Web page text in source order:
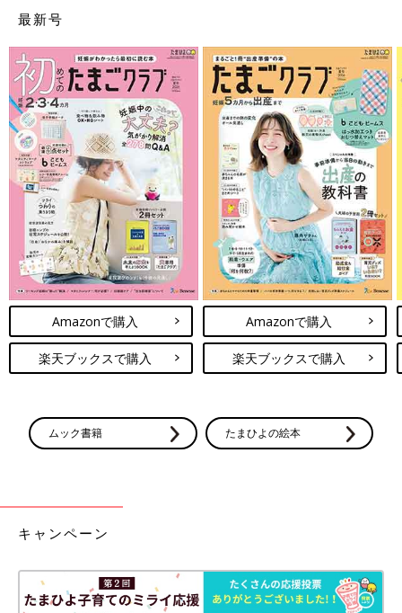
最新号
Amazonで購入
楽天ブックスで購入
Amazonで購入
楽天ブックスで購入
ムック書籍 たまひよの絵本
キャンペーン